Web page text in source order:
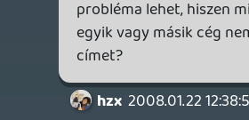
Igen. az új XML -en keresztül
el lehet majd érni a fájlokat és annak
metadatait.